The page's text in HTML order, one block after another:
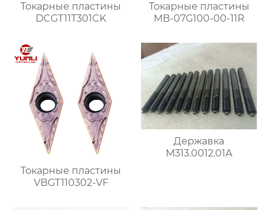
Токарные пластины
DCGT11T301CK
Токарные пластины
MB-07G100-00-11R
Токарные пластины
VBGT110302-VF
Державка
M313.0012.01A